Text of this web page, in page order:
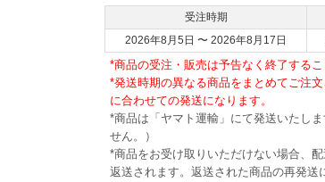
受注時期
2026年8月5日 〜 2026年8月17日
*商品の受注・販売は予告なく終了するこ
*発送時期の異なる商品をまとめてご注
に合わせての発送になります。
*商品は「ヤマト運輸」にて発送いたし
せん。）
*商品をお受け取りいただけない場合、
返送されます。返送された商品の再発送